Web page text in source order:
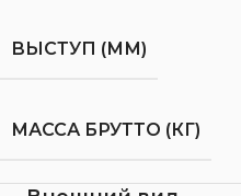
ВЫСТУП (ММ)
МАССА БРУТТО (КГ)